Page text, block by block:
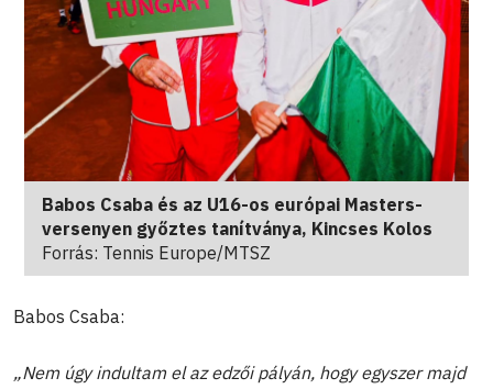
Babos Csaba és az U16-os európai Masters-
versenyen győztes tanítványa, Kincses Kolos
Forrás: Tennis Europe/MTSZ
Babos Csaba:
„Nem úgy indultam el az edzői pályán, hogy egyszer majd